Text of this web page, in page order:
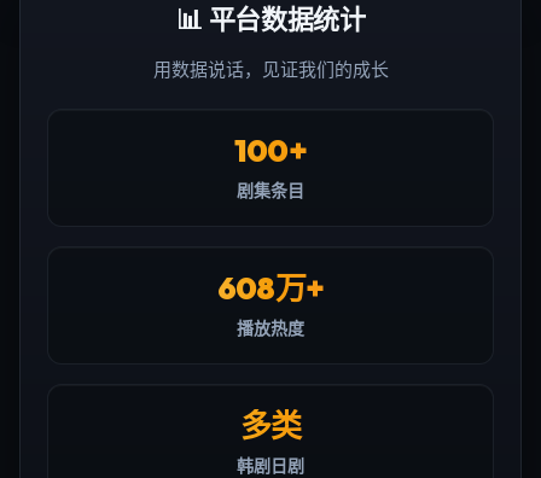
📊 平台数据统计
用数据说话，见证我们的成长
100+
剧集条目
608万+
播放热度
多类
韩剧日剧